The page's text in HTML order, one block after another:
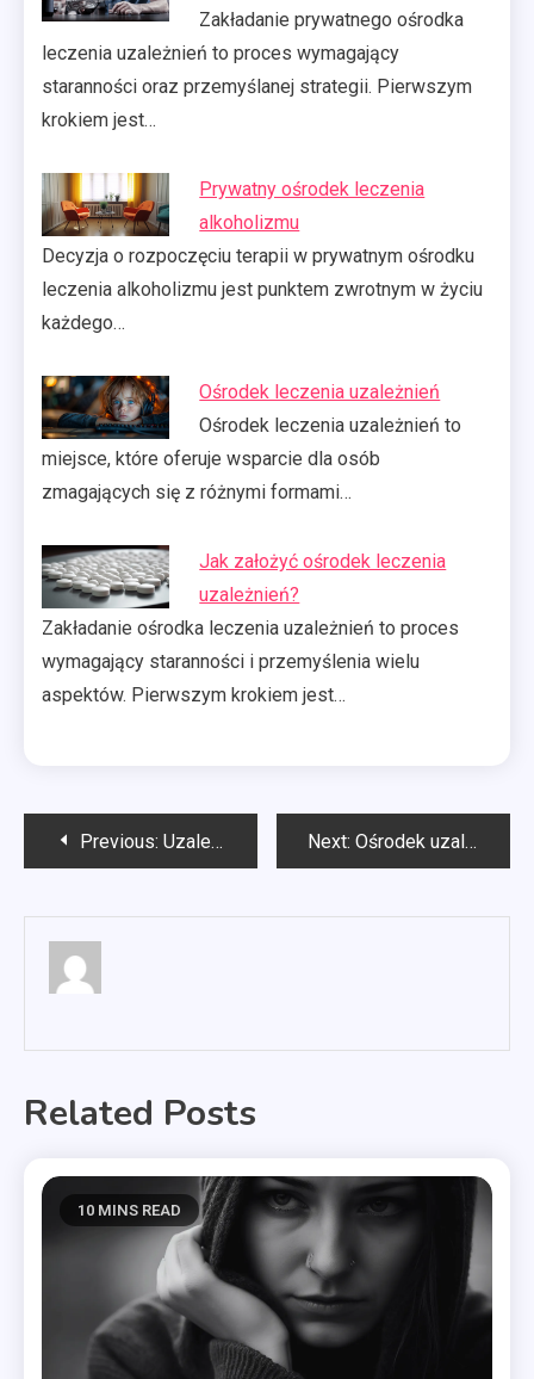
Zakładanie prywatnego ośrodka
leczenia uzależnień to proces wymagający
staranności oraz przemyślanej strategii. Pierwszym
krokiem jest…
Prywatny ośrodek leczenia
alkoholizmu
Decyzja o rozpoczęciu terapii w prywatnym ośrodku
leczenia alkoholizmu jest punktem zwrotnym w życiu
każdego…
Ośrodek leczenia uzależnień
Ośrodek leczenia uzależnień to
miejsce, które oferuje wsparcie dla osób
zmagających się z różnymi formami…
Jak założyć ośrodek leczenia
uzależnień?
Zakładanie ośrodka leczenia uzależnień to proces
wymagający staranności i przemyślenia wielu
aspektów. Pierwszym krokiem jest…
Nawigacja
Previous: Uzależnienia gdzie szukać pomocy? Next: Ośrodek uzależnień
Related Posts
10 MINS READ